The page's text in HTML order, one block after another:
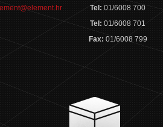
Tel:01/6008 700
Tel:01/6008 701
Fax: 01/6008 799